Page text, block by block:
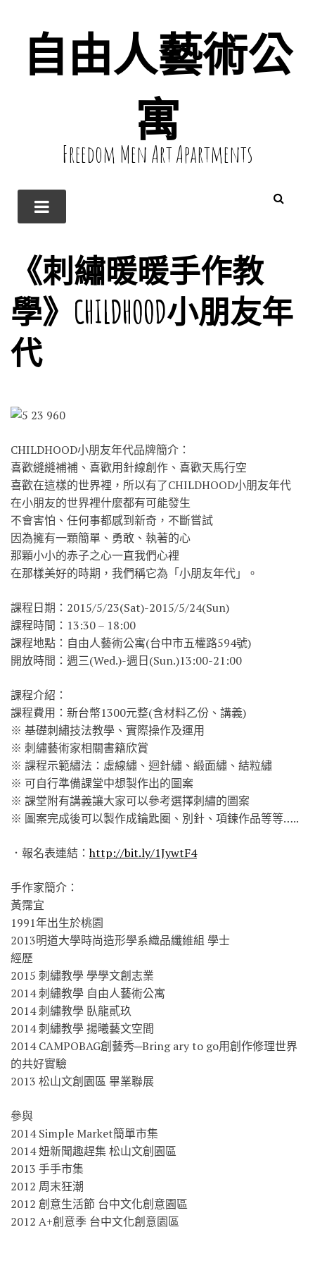
自由人藝術公
寓
Freedom Men Art Apartments
《刺繡暖暖手作教
學》CHILDHOOD小朋友年
代
CHILDHOOD小朋友年代品牌簡介：
喜歡縫縫補補、喜歡用針線創作、喜歡天馬行空
喜歡在這樣的世界裡，所以有了CHILDHOOD小朋友年代
在小朋友的世界裡什麼都有可能發生
不會害怕、任何事都感到新奇，不斷嘗試
因為擁有一顆簡單、勇敢、執著的心
那顆小小的赤子之心一直我們心裡
在那樣美好的時期，我們稱它為「小朋友年代」。
課程日期：2015/5/23(Sat)-2015/5/24(Sun)
課程時間：13:30 – 18:00
課程地點：自由人藝術公寓(台中市五權路594號)
開放時間：週三(Wed.)-週日(Sun.)13:00-21:00
課程介紹：
課程費用：新台幣1300元整(含材料乙份、講義)
※ 基礎刺繡技法教學、實際操作及運用
※ 刺繡藝術家相關書籍欣賞
※ 課程示範繡法：虛線繡、迴針繡、緞面繡、結粒繡
※ 可自行準備課堂中想製作出的圖案
※ 課堂附有講義讓大家可以參考選擇刺繡的圖案
※ 圖案完成後可以製作成鑰匙圈、別針、項鍊作品等等…..
．報名表連結：http://bit.ly/1JywtF4
手作家簡介：
黃霈宜
1991年出生於桃園
2013明道大學時尚造形學系織品纖維組 學士
經歷
2015 刺繡教學 學學文創志業
2014 刺繡教學 自由人藝術公寓
2014 刺繡教學 臥龍貳玖
2014 刺繡教學 揚曦藝文空間
2014 CAMPOBAG創藝秀─Bring ary to go用創作修理世界
的共好實驗
2013 松山文創園區 畢業聯展
參與
2014 Simple Market簡單市集
2014 妞新聞趣趕集 松山文創園區
2013 手手市集
2012 周末狂潮
2012 創意生活節 台中文化創意園區
2012 A+創意季 台中文化創意園區